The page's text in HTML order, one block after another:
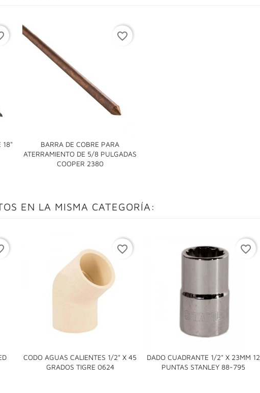
18"
BARRA DE COBRE PARA
ATERRAMIENTO DE 5/8 PULGADAS
COOPER 2380

favorite_border
EN LA MISMA CATEGORÍA:
CODO AGUAS CALIENTES 1/2" X 45
GRADOS TIGRE 0624

favorite_border
DADO CUADRANTE 1/2" X 23MM 12
PUNTAS STANLEY 88-795

favorite_border